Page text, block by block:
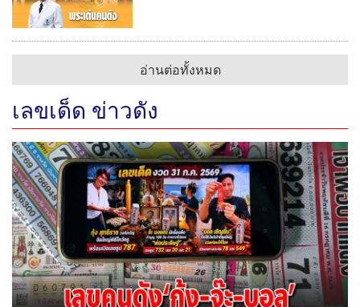
เลขคนดัง กุ้ง-จ๊ะ-บอล มาแรง คอหวยชัยนาทเหมาเกลี้ยง
แผง
วันอาสาฬหบูชาคึกคัก แห่กราบไหว้
สิ่งศักดิ์สิทธิ์อาศรมฤาษีเณร